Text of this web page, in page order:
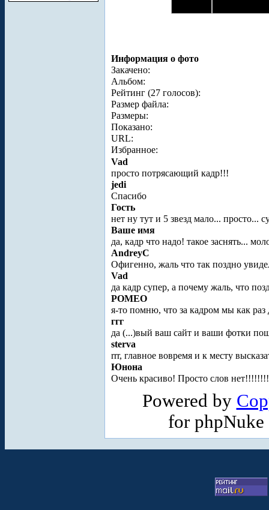
Информация о фото
Закачено:
Альбом:
Рейтинг (27 голосов):
Размер файла:
Размеры:
Показано:
URL:
Избранное:
Vad
просто потрясающий кадр!!!
jedi
Спасибо
Гость
нет ну тут и 5 звезд мало... просто...
Ваше имя
да, кадр что надо! такое заснять...
AndreyC
Офигенно, жаль что так поздно
Vad
да кадр супер, а почему жаль, что
POMEO
я-то помню, что за кадром мы как раз
ггг
да (...)вый ваш сайт и ваши фотки
sterva
rrr, главное вовремя и к месту
Юнона
Очень красиво! Просто слов
Powered by
for